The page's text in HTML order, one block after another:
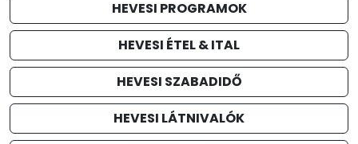
HEVESI PROGRAMOK
HEVESI ÉTEL & ITAL
HEVESI SZABADIDŐ
HEVESI LÁTNIVALÓK